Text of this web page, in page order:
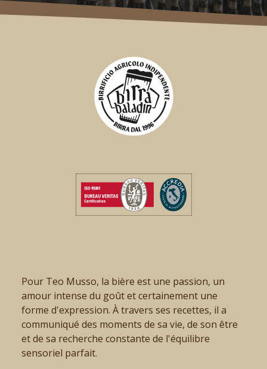
Pour Teo Musso, la bière est une passion, un
amour intense du goût et certainement une
forme d'expression. À travers ses recettes, il a
communiqué des moments de sa vie, de son être
et de sa recherche constante de l'équilibre
sensoriel parfait.